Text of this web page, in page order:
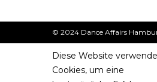
© 2024 Dance Affairs
Diese Website
Cookies, um eine